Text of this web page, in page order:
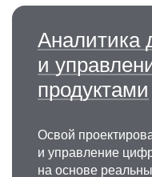
Аналитика
и
продуктами
Освой
и управление
на основе